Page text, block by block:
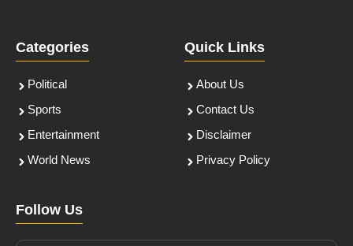
Categories
Political
Sports
Entertainment
World News
Quick Links
About Us
Contact Us
Disclaimer
Privacy Policy
Follow Us